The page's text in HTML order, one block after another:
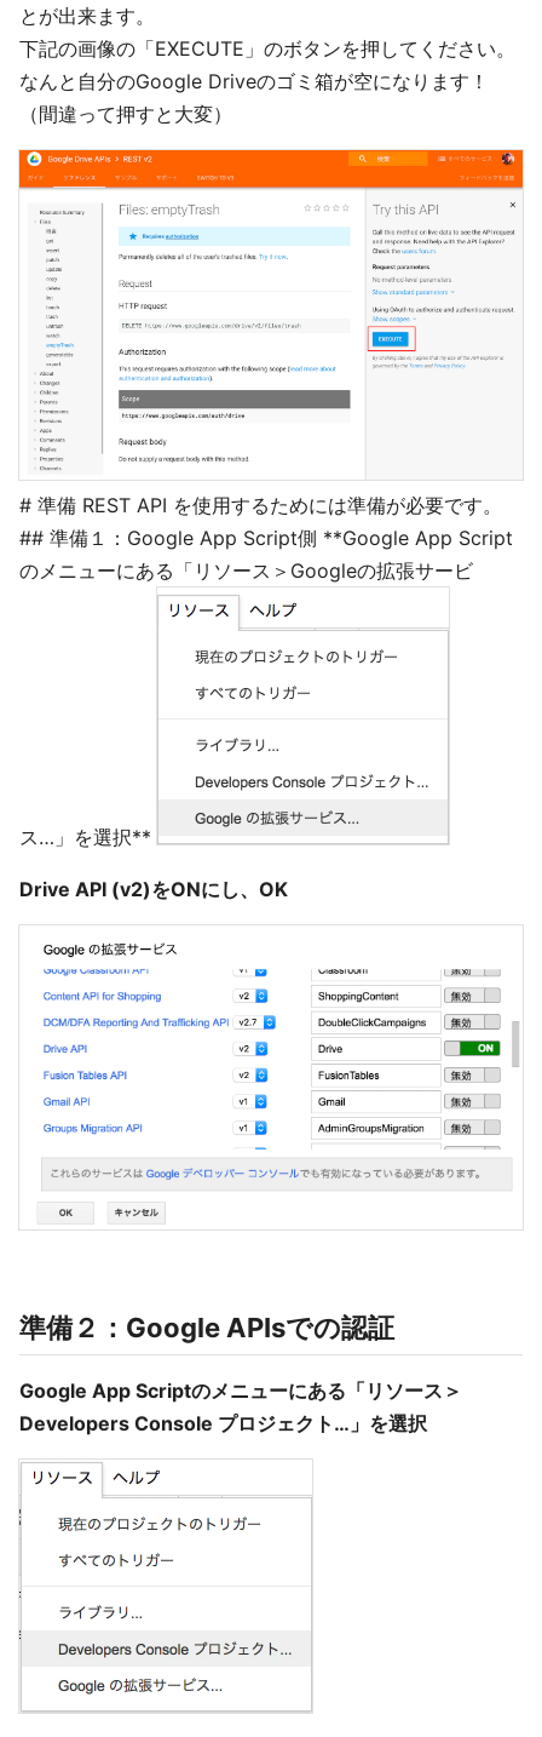
とが出来ます。
下記の画像の「EXECUTE」のボタンを押してください。
なんと自分のGoogle Driveのゴミ箱が空になります！
（間違って押すと大変）
# 準備 REST API を使用するためには準備が必要です。
## 準備１：Google App Script側 **Google App Script
のメニューにある「リソース＞Googleの拡張サービ
ス…」を選択**
Drive API (v2)をONにし、OK
準備２：Google APIsでの認証
Google App Scriptのメニューにある「リソース＞
Developers Console プロジェクト…」を選択